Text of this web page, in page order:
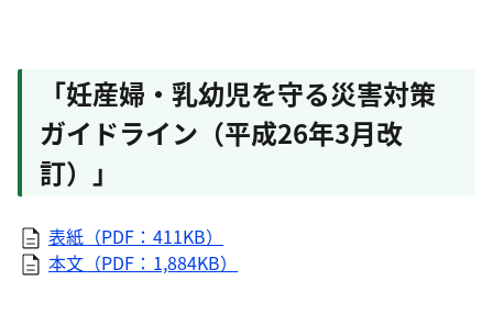
「妊産婦・乳幼児を守る災害対策
ガイドライン（平成26年3月改
訂）」
表紙（PDF：411KB）
本文（PDF：1,884KB）